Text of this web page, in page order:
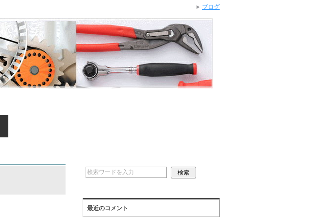
最近のコメント
ブログ